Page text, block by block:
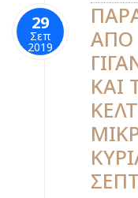
29
Σεπ
2019
ΑΠΟ
ΚΑΙ